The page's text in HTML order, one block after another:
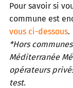
Pour savoir si
commune est
vous ci-dessous.
*Hors
Méditerranée
opérateurs
test.